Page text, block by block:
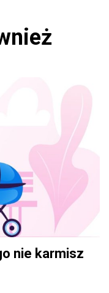
nie karmisz